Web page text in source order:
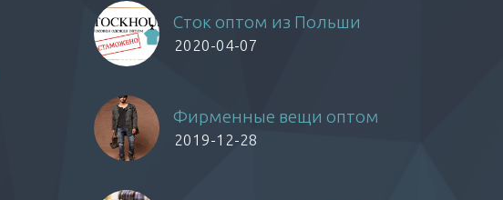
Сток оптом из Польши
2020-04-07
Фирменные вещи оптом
2019-12-28